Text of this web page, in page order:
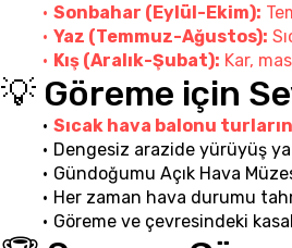
Sonbahar (Eylül-Ekim):
Yaz (Temmuz-Ağustos):
Kış (Aralık-Şubat): Kar,
💡 Göreme için
Sıcak hava balonu
Dengesiz arazide yürüyüş
Gündoğumu Açık Hava
Her zaman hava durumu
Göreme ve çevresindeki